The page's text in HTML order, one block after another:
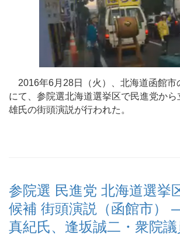
2016年6月28日（火）、北海道函館市
にて、参院選北海道選挙区で民進党か
雄氏の街頭演説が行われた。
参院選 民進党 北海道選挙
候補 街頭演説（函館市）
真紀氏、逢坂誠二・衆院議